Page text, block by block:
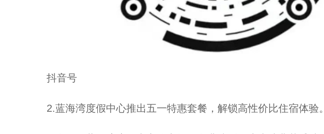
抖音号
2.蓝海湾度假中心推出五一特惠套餐，解锁高性价比住宿体验。